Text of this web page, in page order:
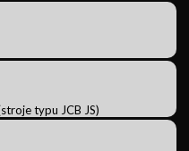
typu JCB JS)